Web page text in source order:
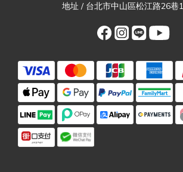
地址 / 台北市中山區松江路26巷